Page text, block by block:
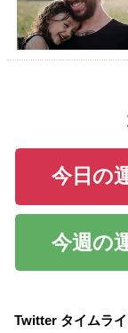
今日の
今週の
Twitter タイムラ